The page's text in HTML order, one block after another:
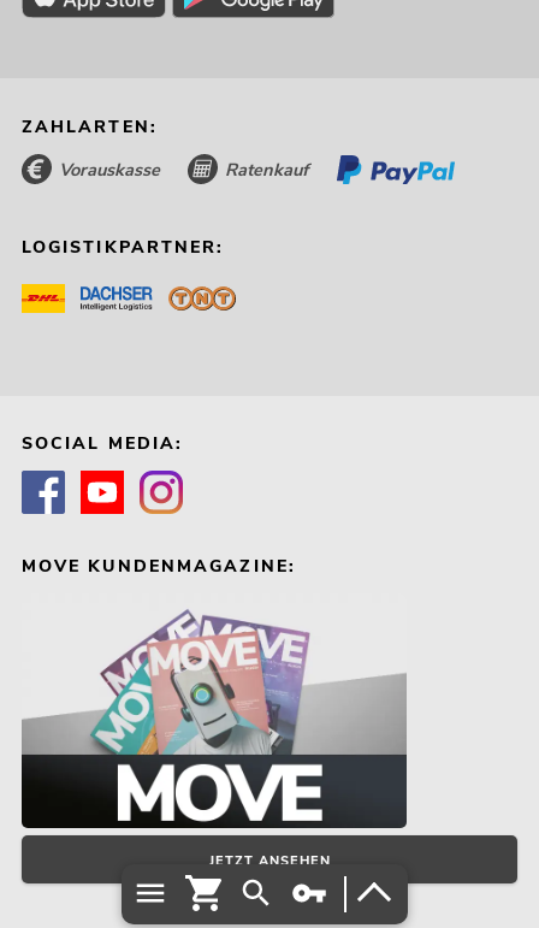
ZAHLARTEN:
Vorauskasse Ratenkauf
LOGISTIKPARTNER:
SOCIAL MEDIA:
MOVE KUNDENMAGAZINE:
JETZT ANSEHEN